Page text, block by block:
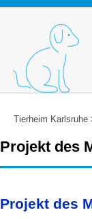
Tierheim Karlsruhe
Projekt des
Projekt des